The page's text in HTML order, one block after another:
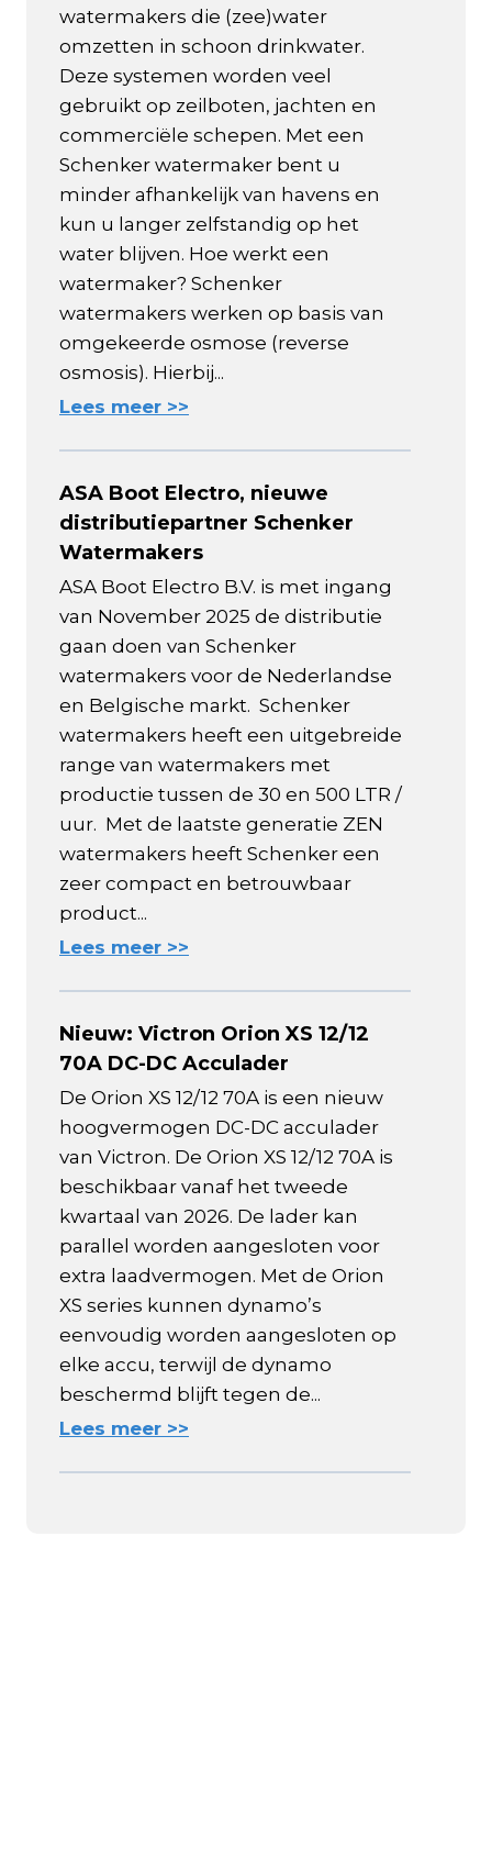
watermakers die (zee)water
omzetten in schoon drinkwater.
Deze systemen worden veel
gebruikt op zeilboten, jachten en
commerciële schepen. Met een
Schenker watermaker bent u
minder afhankelijk van havens en
kun u langer zelfstandig op het
water blijven. Hoe werkt een
watermaker? Schenker
watermakers werken op basis van
omgekeerde osmose (reverse
osmosis). Hierbij...
Lees meer >>
ASA Boot Electro, nieuwe
distributiepartner Schenker
Watermakers
ASA Boot Electro B.V. is met ingang
van November 2025 de distributie
gaan doen van Schenker
watermakers voor de Nederlandse
en Belgische markt. Schenker
watermakers heeft een uitgebreide
range van watermakers met
productie tussen de 30 en 500 LTR /
uur. Met de laatste generatie ZEN
watermakers heeft Schenker een
zeer compact en betrouwbaar
product...
Lees meer >>
Nieuw: Victron Orion XS 12/12
70A DC-DC Acculader
De Orion XS 12/12 70A is een nieuw
hoogvermogen DC-DC acculader
van Victron. De Orion XS 12/12 70A is
beschikbaar vanaf het tweede
kwartaal van 2026. De lader kan
parallel worden aangesloten voor
extra laadvermogen. Met de Orion
XS series kunnen dynamo’s
eenvoudig worden aangesloten op
elke accu, terwijl de dynamo
beschermd blijft tegen de...
Lees meer >>